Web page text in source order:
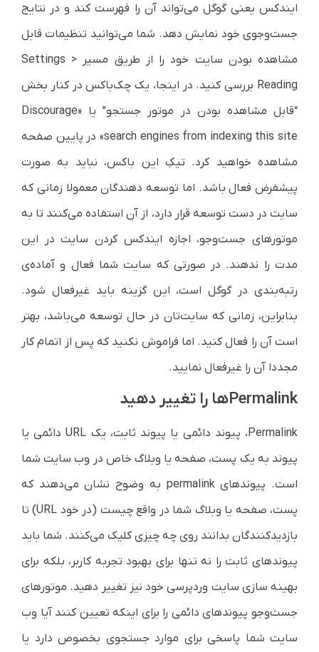
ایندکس یعنی گوگل می‌تواند آن را فهرست کند و در نتایج
جست‌وجوی خود نمایش دهد. شما می‌توانید تنظیمات قابل
مشاهده بودن سایت خود را از طریق مسیر Settings >
Reading بررسی کنید. در اینجا، یک چک‌باکس در کنار بخش
“قابل مشاهده بودن در موتور جستجو” یا «Discourage
search engines from indexing this site» در پایین صفحه
مشاهده خواهید کرد. تیکِ این باکس، نباید به صورت
پیشفرض فعال باشد. اما توسعه دهندگان معمولا زمانی که
سایت در دست توسعه قرار دارد، از آن استفاده می‌کنند تا به
موتورهای جست‌وجو، اجازه ایندکس کردن سایت در این
مدت را ندهند. در صورتی که سایت شما فعال و آماده‌ی
رتبه‌بندی در گوگل است، این گزینه باید غیرفعال شود.
بنابراین، زمانی که سایت‌تان در حال توسعه می‌باشد، بهتر
است آن را فعال کنید. اما فراموش نکنید که پس از اتمام کار
مجددا آن را غیرفعال نمایید.
Permalinkها را تغییر دهید
Permalink، پیوند دائمی یا پیوند ثابت، یک URL دائمی یا
پیوند به یک پست، صفحه یا وبلاگ خاص در وب سایت شما
است. پیوندهای permalink به وضوح نشان می‌دهند که
پست، صفحه یا وبلاگ شما در واقع چیست (در خود URL) تا
بازدیدکنندگان بدانند روی چه چیزی کلیک می‌کنند. شما باید
پیوندهای ثابت را نه تنها برای بهبود تجربه کاربر، بلکه برای
بهینه سازی سایت وردپرسی خود نیز تغییر دهید. موتورهای
جست‌وجو پیوندهای دائمی را برای اینکه تعیین کنند آیا وب
سایت شما پاسخی برای موارد جستجوی بخصوص دارد یا